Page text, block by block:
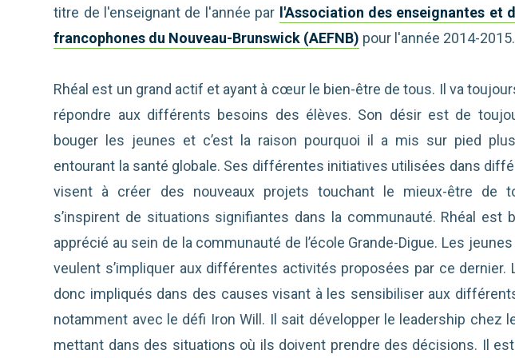
titre de l'enseignant de l'année par l'Association des enseignantes et
francophones du Nouveau-Brunswick (AEFNB) pour l'année 2014-2015.
Rhéal est un grand actif et ayant à cœur le bien-être de tous. Il va
répondre aux différents besoins des élèves. Son désir est de
bouger les jeunes et c’est la raison pourquoi il a mis sur pied
entourant la santé globale. Ses différentes initiatives utilisées dans
visent à créer des nouveaux projets touchant le mieux-être de
s’inspirent de situations signifiantes dans la communauté. Rhéal est
apprécié au sein de la communauté de l’école Grande-Digue. Les
veulent s’impliquer aux différentes activités proposées par ce dernier.
donc impliqués dans des causes visant à les sensibiliser aux
notamment avec le défi Iron Will. Il sait développer le leadership chez
mettant dans des situations où ils doivent prendre des décisions. Il